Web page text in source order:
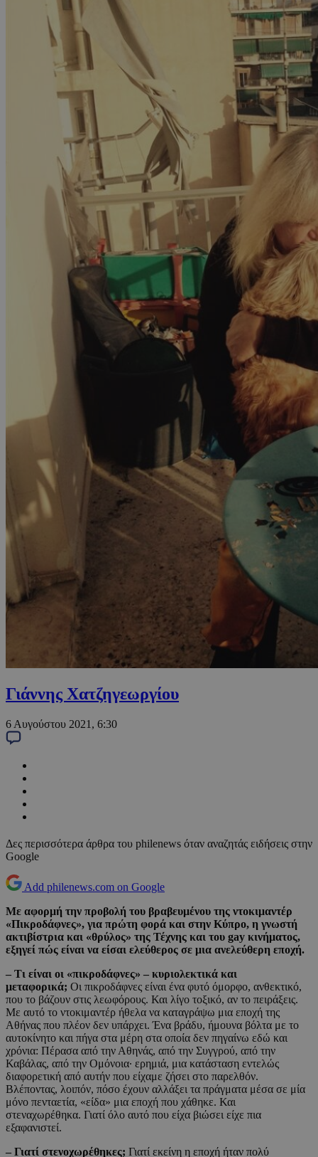
Γιάννης Χατζηγεωργίου
6 Αυγούστου 2021, 6:30
Δες περισσότερα άρθρα του philenews όταν αναζητάς ειδήσεις στην
Google
Add philenews.com on Google
Με αφορμή την προβολή του βραβευμένου της ντοκιμαντέρ
«Πικροδάφνες», για πρώτη φορά και στην Κύπρο, η γνωστή
ακτιβίστρια και «θρύλος» της Τέχνης και του gay κινήματος,
εξηγεί πώς είναι να είσαι ελεύθερος σε μια ανελεύθερη εποχή.
– Τι είναι οι «πικροδάφνες» – κυριολεκτικά και
μεταφορικά; Οι πικροδάφνες είναι ένα φυτό όμορφο, ανθεκτικό,
που το βάζουν στις λεωφόρους. Και λίγο τοξικό, αν το πειράξεις.
Με αυτό το ντοκιμαντέρ ήθελα να καταγράψω μια εποχή της
Αθήνας που πλέον δεν υπάρχει. Ένα βράδυ, ήμουνα βόλτα με το
αυτοκίνητο και πήγα στα μέρη στα οποία δεν πηγαίνω εδώ και
χρόνια: Πέρασα από την Αθηνάς, από την Συγγρού, από την
Καβάλας, από την Ομόνοια· ερημιά, μια κατάσταση εντελώς
διαφορετική από αυτήν που είχαμε ζήσει στο παρελθόν.
Βλέποντας, λοιπόν, πόσο έχουν αλλάξει τα πράγματα μέσα σε μία
μόνο πενταετία, «είδα» μια εποχή που χάθηκε. Και
στεναχωρέθηκα. Γιατί όλο αυτό που είχα βιώσει είχε πια
εξαφανιστεί.
– Γιατί στενοχωρέθηκες; Γιατί εκείνη η εποχή ήταν πολύ